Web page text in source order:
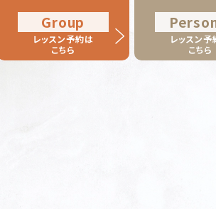
Group
レッスン予約は
こちら
レッスン予
こちら